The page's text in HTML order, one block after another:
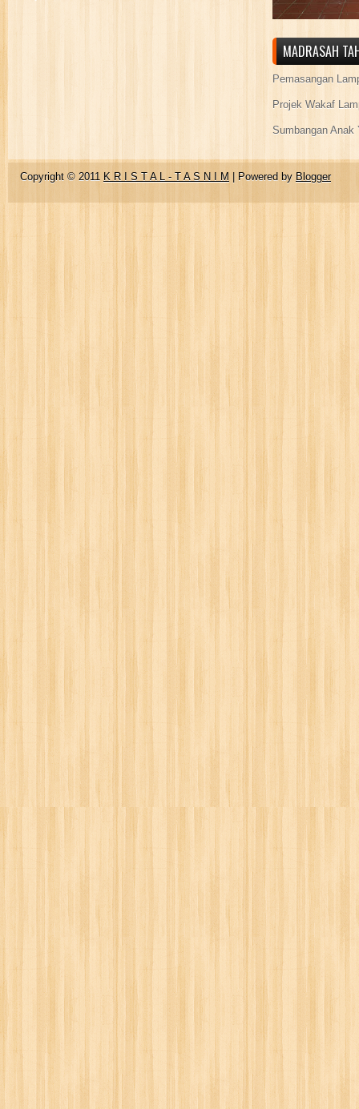
MADRASAH
Pemasangan
Projek Wakaf
Sumbangan Anak
Copyright © 2011 K R I S T A L - T A S N I M | Powered by Blogger